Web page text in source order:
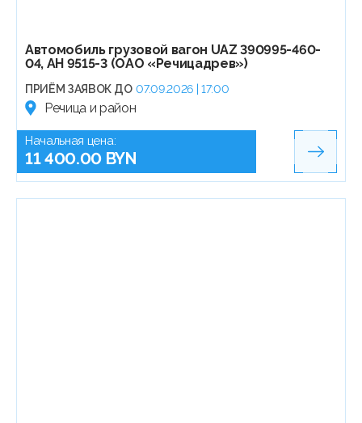
Автомобиль грузовой вагон UAZ 390995-460-
04, АН 9515-3 (ОАО «Речицадрев»)
ПРИЁМ ЗАЯВОК ДО 07.09.2026 | 17:00
Речица и район
Начальная цена:
11 400.00 BYN